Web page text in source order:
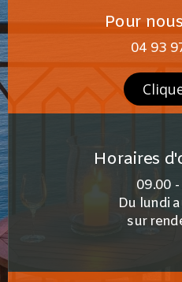
Pour
04 93
Horaires
09.00
Du lundi
sur